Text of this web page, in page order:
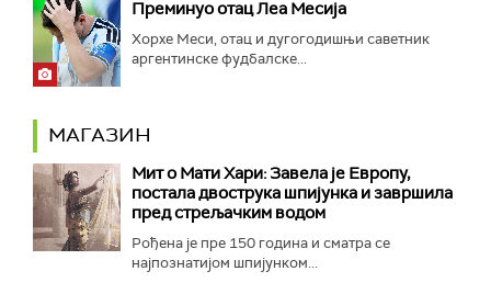
Преминуо отац Леа Месија
Хорхе Меси, отац и дугогодишњи саветник
аргентинске фудбалске...
МАГАЗИН
Мит о Мати Хари: Завела је Европу,
постала двострука шпијунка и завршила
пред стрељачким водом
Рођена је пре 150 година и сматра се
најпознатијом шпијунком...